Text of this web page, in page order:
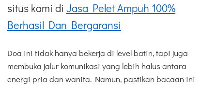
situs kami di Jasa Pelet Ampuh 100%
Berhasil Dan Bergaransi
Doa ini tidak hanya bekerja di level batin, tapi juga
membuka jalur komunikasi yang lebih halus antara
energi pria dan wanita. Namun, pastikan bacaan ini